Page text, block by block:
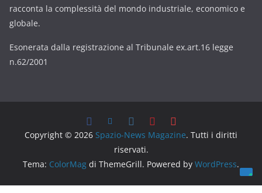
racconta la complessità del mondo industriale, economico e
globale.
Esonerata dalla registrazione al Tribunale ex.art.16 legge
n.62/2001
Copyright © 2026 Spazio-News Magazine. Tutti i diritti
riservati.
Tema: ColorMag di ThemeGrill. Powered by WordPress.